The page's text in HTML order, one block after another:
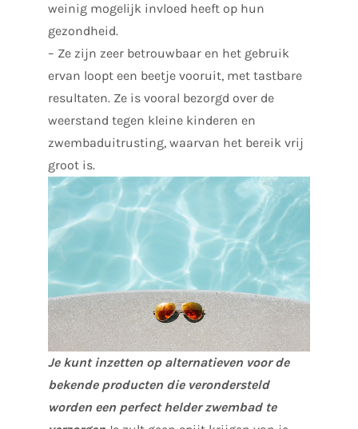
weinig mogelijk invloed heeft op hun
gezondheid.
– Ze zijn zeer betrouwbaar en het gebruik
ervan loopt een beetje vooruit, met tastbare
resultaten. Ze is vooral bezorgd over de
weerstand tegen kleine kinderen en
zwembaduitrusting, waarvan het bereik vrij
groot is.
Je kunt inzetten op alternatieven voor de
bekende producten die verondersteld
worden een perfect helder zwembad te